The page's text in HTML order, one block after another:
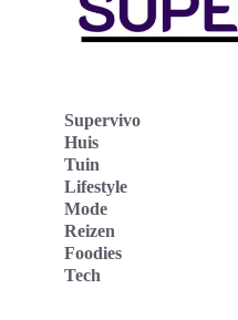
Supervivo
Huis
Tuin
Lifestyle
Mode
Reizen
Foodies
Tech